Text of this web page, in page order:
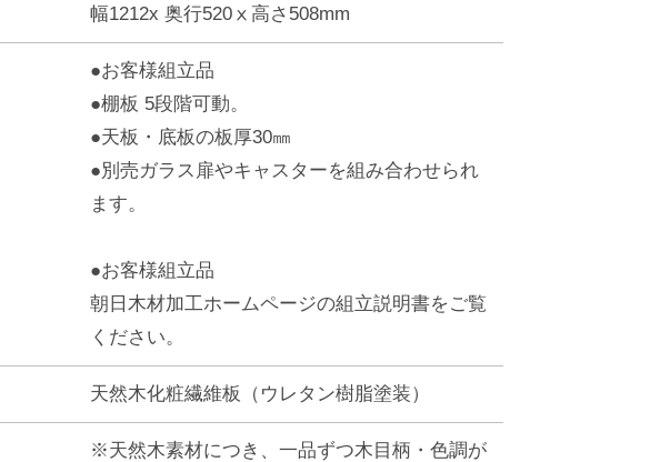
幅1212x 奥行520ⅹ高さ508mm
●お客様組立品
●棚板 5段階可動。
●天板・底板の板厚30㎜
●別売ガラス扉やキャスターを組み合わせられ
ます。
●お客様組立品
朝日木材加工ホームページの組立説明書をご覧
ください。
天然木化粧繊維板（ウレタン樹脂塗装）
※天然木素材につき、一品ずつ木目柄・色調が